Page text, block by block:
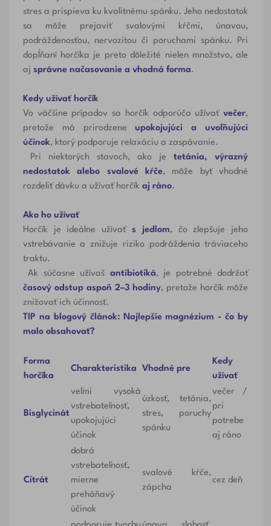
stres a prispieva ku kvalitnému spánku. Jeho nedostatok
sa môže prejaviť svalovými kŕčmi, únavou,
podráždenosťou, nervozitou či poruchami spánku. Pri
dopĺňaní horčíka je preto dôležité nielen množstvo, ale
aj správne načasovanie a vhodná forma.
Kedy užívať horčík
Vo väčšine prípadov sa horčík odporúča užívaťvečer,
pretože má prirodzeneupokojujúci a uvoľňujúci
účinok, ktorý podporuje relaxáciu a zaspávanie.
Pri niektorých stavoch, ako jetetánia, výrazný
nedostatok alebo svalové kŕče, môže byť vhodné
rozdeliť dávku a užívať horčík aj ráno.
Ako ho užívať
Horčík je ideálne užívať s jedlom, čo zlepšuje jeho
vstrebávanie a znižuje riziko podráždenia tráviaceho
traktu.
Ak súčasne užívaš antibiotiká, je potrebné dodržať
časový odstup aspoň 2–3 hodiny, pretože horčík môže
znižovať ich účinnosť.
TIP na blogový článok: Najlepšie magnézium - čo by
malo obsahovať?
Forma
horčíka
Charakteristika Vhodné pre
Kedy
užívať
Bisglycinát
veľmi vysoká
vstrebateľnosť,
upokojujúci
účinok
úzkosť, tetánia,
stres, poruchy
spánku
večer /
pri
potrebe
aj ráno
Citrát
dobrá
vstrebateľnosť,
mierne
preháňavý
účinok
svalové kŕče,
zápcha
cez deň